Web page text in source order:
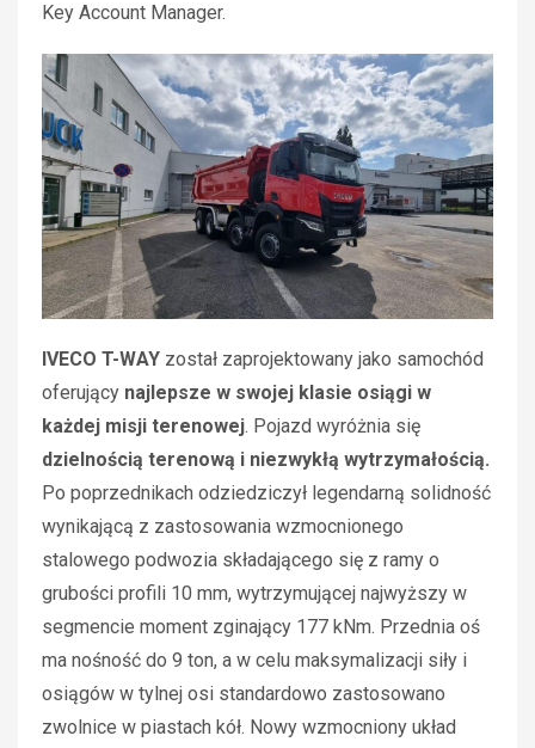
Key Account Manager.
IVECO T-WAY został zaprojektowany jako samochód
oferujący najlepsze w swojej klasie osiągi w
każdej misji terenowej. Pojazd wyróżnia się
dzielnością terenową i niezwykłą wytrzymałością.
Po poprzednikach odziedziczył legendarną solidność
wynikającą z zastosowania wzmocnionego
stalowego podwozia składającego się z ramy o
grubości profili 10 mm, wytrzymującej najwyższy w
segmencie moment zginający 177 kNm. Przednia oś
ma nośność do 9 ton, a w celu maksymalizacji siły i
osiągów w tylnej osi standardowo zastosowano
zwolnice w piastach kół. Nowy wzmocniony układ